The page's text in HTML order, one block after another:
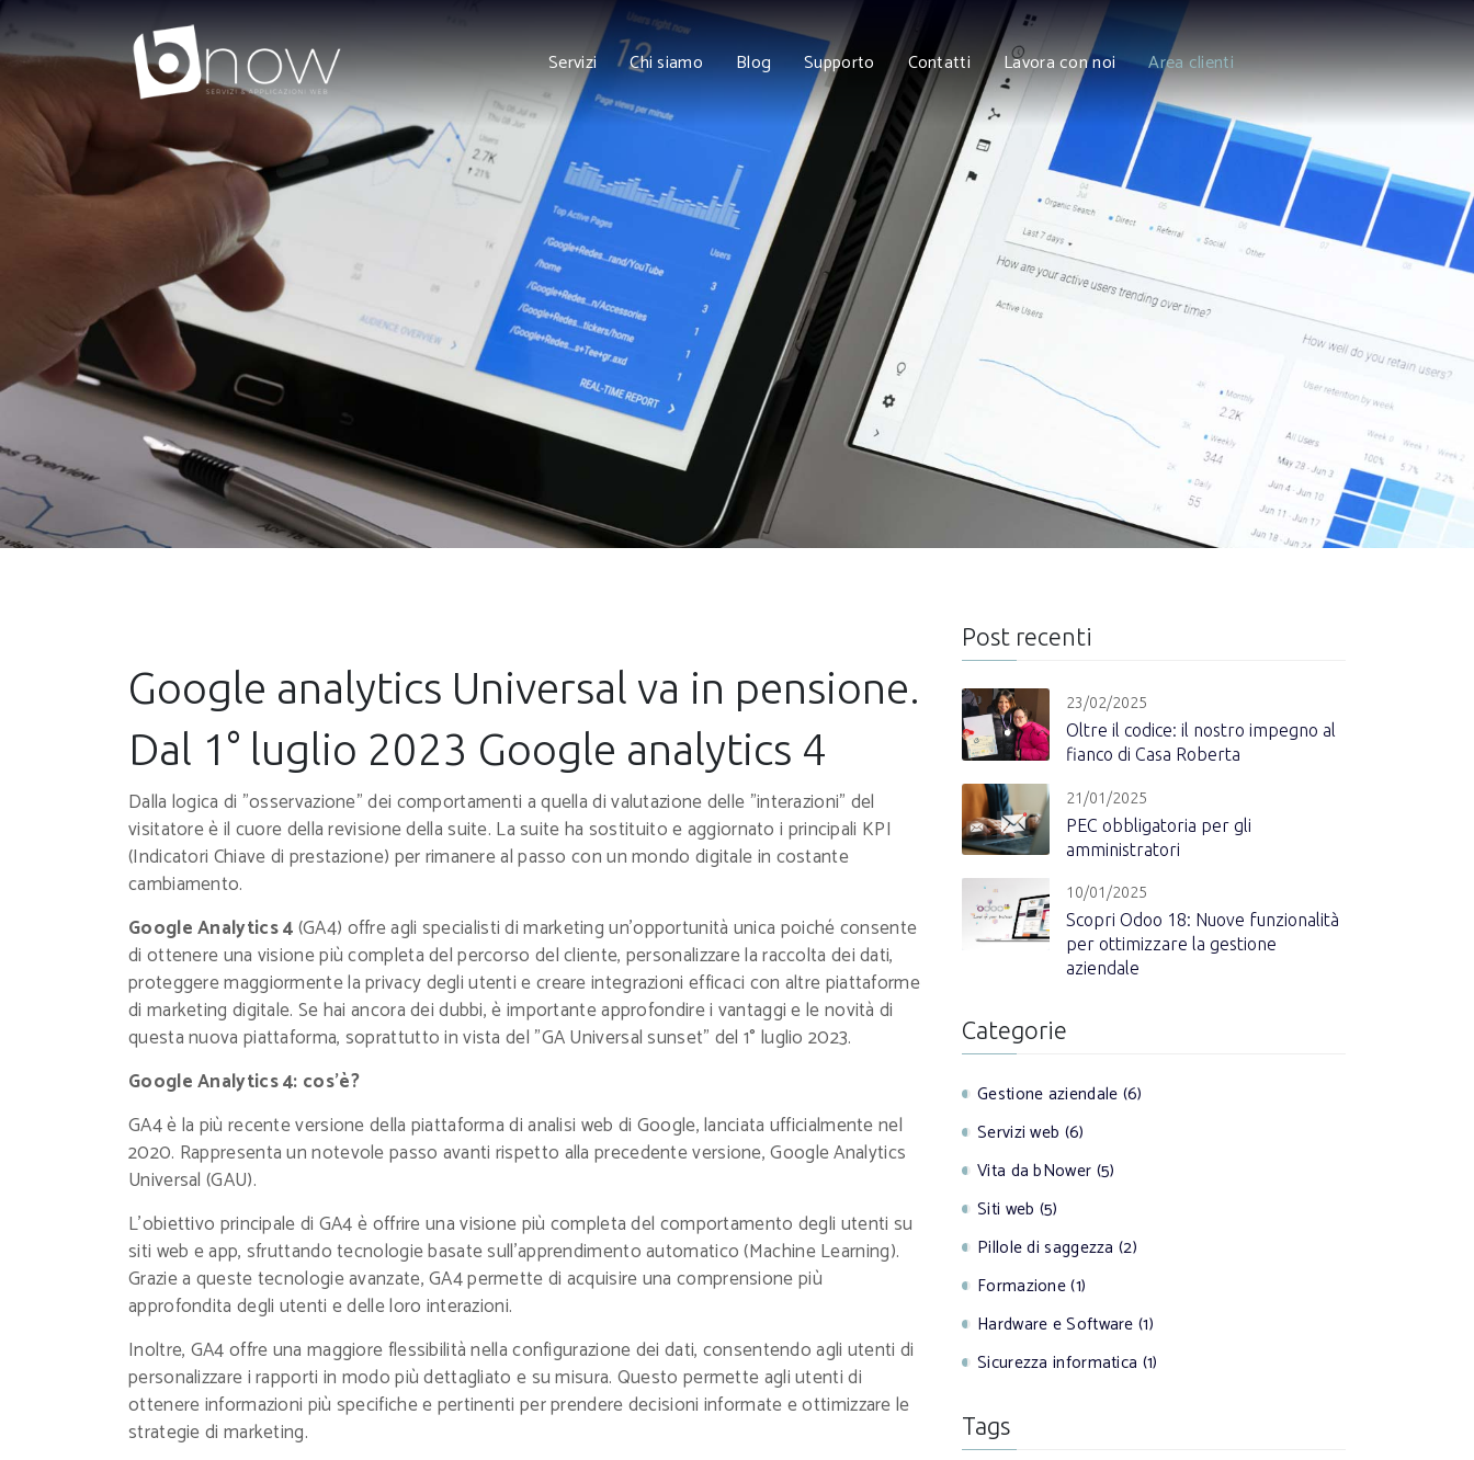
Servizi Chi siamo Blog Supporto Contatti Lavora con noi Area clienti
Google analytics Universal va in pensione.
Dal 1° luglio 2023 Google analytics 4
Dalla logica di "osservazione" dei comportamenti a quella di valutazione delle "interazioni" del
visitatore è il cuore della revisione della suite. La suite ha sostituito e aggiornato i principali KPI
(Indicatori Chiave di prestazione) per rimanere al passo con un mondo digitale in costante
cambiamento.
Google Analytics 4(GA4) offre agli specialisti di marketing un'opportunità unica poiché consente
di ottenere una visione più completa del percorso del cliente, personalizzare la raccolta dei dati,
proteggere maggiormente la privacy degli utenti e creare integrazioni efficaci con altre piattaforme
di marketing digitale. Se hai ancora dei dubbi, è importante approfondire i vantaggi e le novità di
questa nuova piattaforma, soprattutto in vista del "GA Universal sunset" del 1° luglio 2023.
Google Analytics 4: cos’è?
GA4 è la più recente versione della piattaforma di analisi web di Google, lanciata ufficialmente nel
2020. Rappresenta un notevole passo avanti rispetto alla precedente versione, Google Analytics
Universal (GAU).
L'obiettivo principale di GA4 è offrire una visione più completa del comportamento degli utenti su
siti web e app, sfruttando tecnologie basate sull'apprendimento automatico (Machine Learning).
Grazie a queste tecnologie avanzate, GA4 permette di acquisire una comprensione più
approfondita degli utenti e delle loro interazioni.
Inoltre, GA4 offre una maggiore flessibilità nella configurazione dei dati, consentendo agli utenti di
personalizzare i rapporti in modo più dettagliato e su misura. Questo permette agli utenti di
ottenere informazioni più specifiche e pertinenti per prendere decisioni informate e ottimizzare le
strategie di marketing.
Post recenti
23/02/2025
Oltre il codice: il nostro impegno al
fianco di Casa Roberta
21/01/2025
PEC obbligatoria per gli
amministratori
10/01/2025
Scopri Odoo 18: Nuove funzionalità
per ottimizzare la gestione
aziendale
Categorie
Gestione aziendale (6)
Servizi web (6)
Vita da bNower (5)
Siti web (5)
Pillole di saggezza (2)
Formazione (1)
Hardware e Software (1)
Sicurezza informatica (1)
Tags